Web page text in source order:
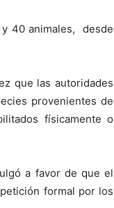
40 animales, desde
que las autoridades
provenientes de
físicamente o
a favor de que el
formal por los